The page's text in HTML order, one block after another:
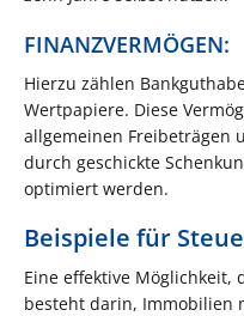
FINANZVERMÖGEN:
Hierzu zählen
Wertpapiere. Diese
allgemeinen Freibeträgen
durch geschickte
optimiert werden.
Beispiele für
Eine effektive Möglichkeit,
besteht darin, Immobilien